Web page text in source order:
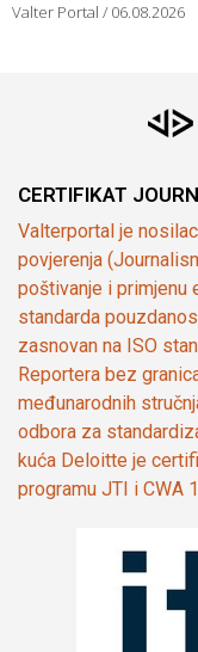
Valter Portal 06.08.2026
CERTIFIKAT
Valterportal je
povjerenja
poštivanje i primjenu
standarda
zasnovan na ISO
Reportera bez
međunarodnih
odbora za
kuća Deloitte je
programu JTI i CWA